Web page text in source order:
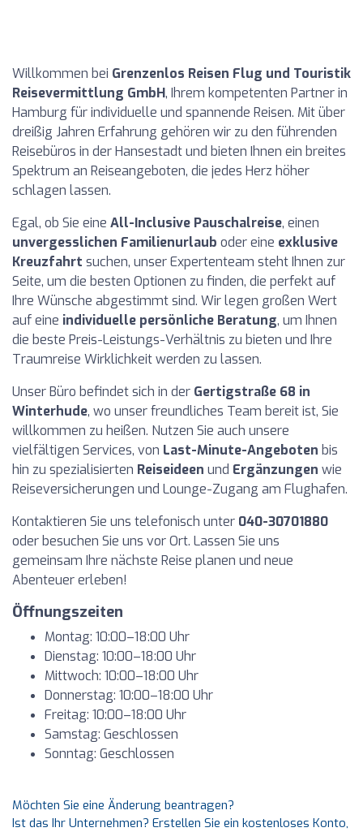
Willkommen bei Grenzenlos Reisen Flug und Touristik
Reisevermittlung GmbH, Ihrem kompetenten Partner in
Hamburg für individuelle und spannende Reisen. Mit über
dreißig Jahren Erfahrung gehören wir zu den führenden
Reisebüros in der Hansestadt und bieten Ihnen ein breites
Spektrum an Reiseangeboten, die jedes Herz höher
schlagen lassen.
Egal, ob Sie eine All-Inclusive Pauschalreise, einen
unvergesslichen Familienurlaub oder eine exklusive
Kreuzfahrt suchen, unser Expertenteam steht Ihnen zur
Seite, um die besten Optionen zu finden, die perfekt auf
Ihre Wünsche abgestimmt sind. Wir legen großen Wert
auf eine individuelle persönliche Beratung, um Ihnen
die beste Preis-Leistungs-Verhältnis zu bieten und Ihre
Traumreise Wirklichkeit werden zu lassen.
Unser Büro befindet sich in der Gertigstraße 68 in
Winterhude, wo unser freundliches Team bereit ist, Sie
willkommen zu heißen. Nutzen Sie auch unsere
vielfältigen Services, von Last-Minute-Angeboten bis
hin zu spezialisierten Reiseideen und Ergänzungen wie
Reiseversicherungen und Lounge-Zugang am Flughafen.
Kontaktieren Sie uns telefonisch unter 040-30701880
oder besuchen Sie uns vor Ort. Lassen Sie uns
gemeinsam Ihre nächste Reise planen und neue
Abenteuer erleben!
Öffnungszeiten
Montag: 10:00–18:00 Uhr
Dienstag: 10:00–18:00 Uhr
Mittwoch: 10:00–18:00 Uhr
Donnerstag: 10:00–18:00 Uhr
Freitag: 10:00–18:00 Uhr
Samstag: Geschlossen
Sonntag: Geschlossen
Möchten Sie eine Änderung beantragen?
Ist das Ihr Unternehmen? Erstellen Sie ein kostenloses Konto,